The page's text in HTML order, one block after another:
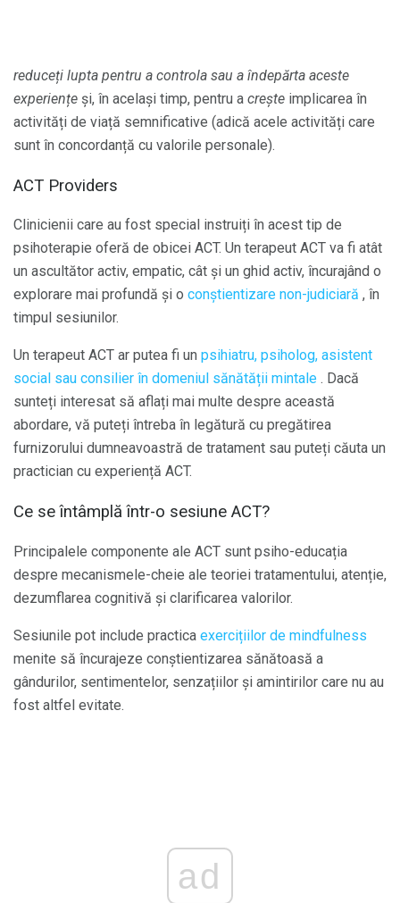
reduceți lupta pentru a controla sau a îndepărta aceste
experiențe și, în același timp, pentru a crește implicarea în
activități de viață semnificative (adică acele activități care
sunt în concordanță cu valorile personale).
ACT Providers
Clinicienii care au fost special instruiți în acest tip de
psihoterapie oferă de obicei ACT. Un terapeut ACT va fi atât
un ascultător activ, empatic, cât și un ghid activ, încurajând o
explorare mai profundă și o conștientizare non-judiciară , în
timpul sesiunilor.
Un terapeut ACT ar putea fi un psihiatru, psiholog, asistent
social sau consilier în domeniul sănătății mintale . Dacă
sunteți interesat să aflați mai multe despre această
abordare, vă puteți întreba în legătură cu pregătirea
furnizorului dumneavoastră de tratament sau puteți căuta un
practician cu experiență ACT.
Ce se întâmplă într-o sesiune ACT?
Principalele componente ale ACT sunt psiho-educația
despre mecanismele-cheie ale teoriei tratamentului, atenție,
dezumflarea cognitivă și clarificarea valorilor.
Sesiunile pot include practica exercițiilor de mindfulness
menite să încurajeze conștientizarea sănătoasă a
gândurilor, sentimentelor, senzațiilor și amintirilor care nu au
fost altfel evitate.
ad